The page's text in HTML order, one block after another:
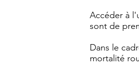
Accéder à
sont de
Dans le
mortalité